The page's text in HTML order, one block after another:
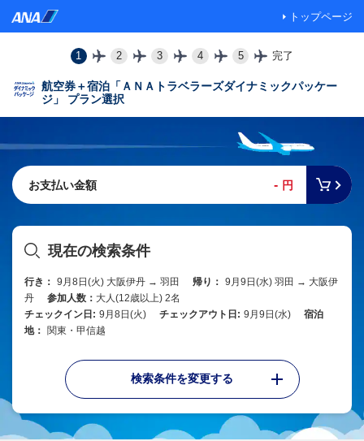
トップページ
1 2 3 4 5 完了
航空券＋宿泊「ＡＮＡトラベラーズダイナミックパッケー
ジ」 プラン選択
お支払い金額 - 円
現在の検索条件
行き： 9月8日(火) 大阪伊丹 → 羽田 帰り： 9月9日(水) 羽田 → 大阪伊
丹
参加人数： 大人(12歳以上) 2名
チェックイン日: 9月8日(火) チェックアウト日: 9月9日(水)
宿泊
地：
関東・甲信越
検索条件を変更する